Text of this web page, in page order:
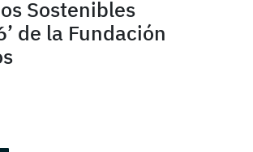
Sostenibles
de la Fundación